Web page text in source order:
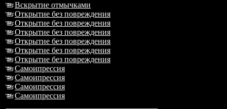
Вскрытие отмычками
Открытие без повреждения
Открытие без повреждения
Открытие без повреждения
Открытие без повреждения
Открытие без повреждения
Открытие без повреждения
Самоипрессия
Самоипрессия
Самоипрессия
Самоипрессия